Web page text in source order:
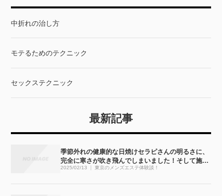
中折れの治し方
モテるためのテクニック
セックステクニック
最新記事
季節外れの健康的な日焼けセラピさんの明るさに、
完全に寒さが吹き飛んでしまいました！そして施術
も・・・完全にぶっ飛びました！！
2025/02/13 東京のメンズエステ体験談！